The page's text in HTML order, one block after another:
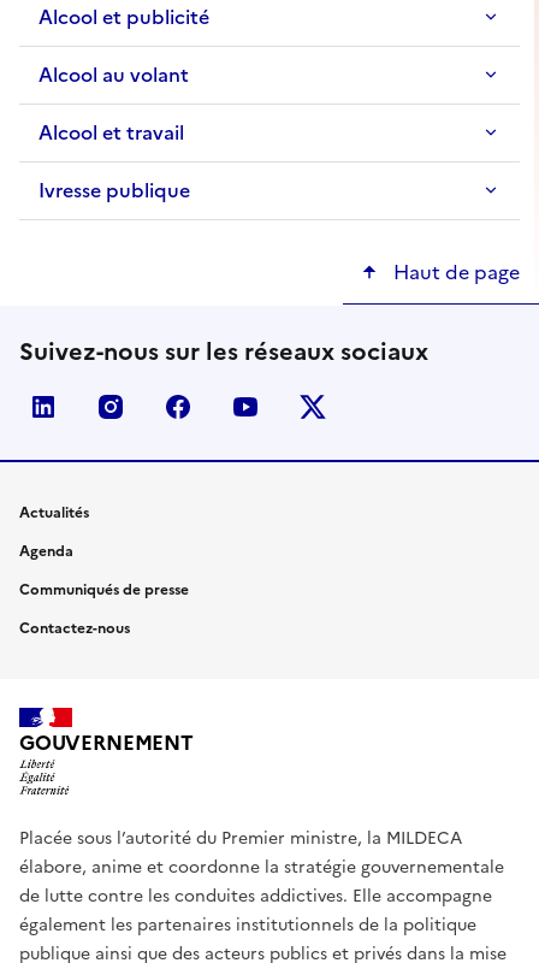
Alcool et publicité
Alcool au volant
Alcool et travail
Ivresse publique
Haut de page
Suivez-nous sur les réseaux sociaux
linkedin instagramfacebook youtube
Actualités
Agenda
Communiqués de presse
Contactez-nous
GOUVERNEMENT
Placée sous l’autorité du Premier ministre, la MILDECA
élabore, anime et coordonne la stratégie gouvernementale
de lutte contre les conduites addictives. Elle accompagne
également les partenaires institutionnels de la politique
publique ainsi que des acteurs publics et privés dans la mise